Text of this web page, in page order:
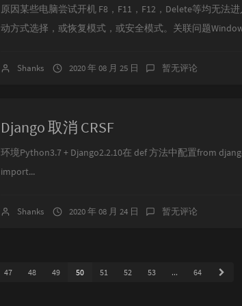
原因某些电脑尝试开机 F8，F11，F12，Delete等均无法
动方式选择，或恢复模式，或安全模式。关联问题
Shanks 2020 年 08 月 25 日 暂无评论
Django 取消 CRSF
环境Python3.7 + Django2.2.10在 def 方法中配置from
import...
Shanks 2020 年 08 月 24 日 暂无评论
47 48 49 50 51 52 53 ... 64